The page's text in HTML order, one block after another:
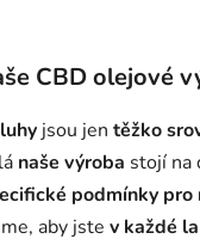
y
v
p
i
s
u
CBD olejové
jsou jen těžko
naše výroba stojí na
podmínky pro
aby jste v každé